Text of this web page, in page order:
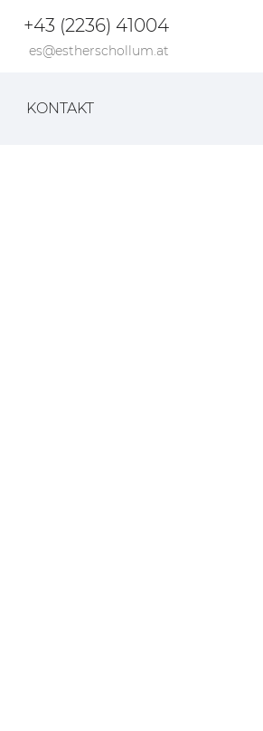
+43 (2236) 41004
es@estherschollum.at
KONTAKT